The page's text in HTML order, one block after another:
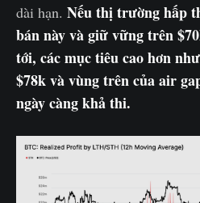
dài hạn. Nếu thị trường hấp
bán này và giữ vững trên
tới, các mục tiêu cao hơn
$78k và vùng trên của air
ngày càng khả thi.